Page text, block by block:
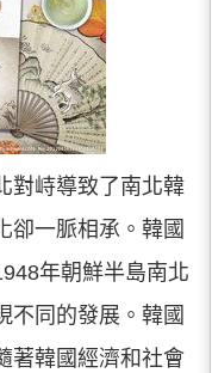
對峙導致了南北韓
卻一脈相承。韓國
年朝鮮半島南北
不同的發展。韓國
著韓國經濟和社會